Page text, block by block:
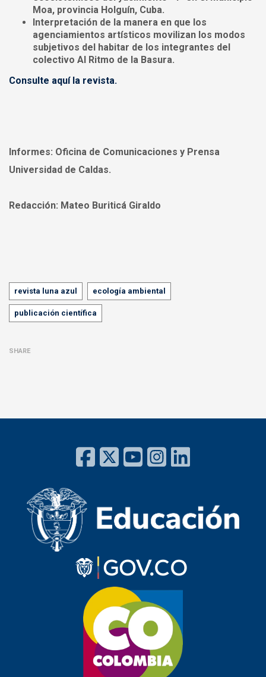
Moa, provincia Holguín, Cuba.
Interpretación de la manera en que los
agenciamientos artísticos movilizan los modos
subjetivos del habitar de los integrantes del
colectivo Al Ritmo de la Basura.
Consulte aquí la revista.
Informes: Oficina de Comunicaciones y Prensa
Universidad de Caldas.
Redacción: Mateo Buriticá Giraldo
Tags
revista luna azul ecología ambiental
publicación científica
SHARE